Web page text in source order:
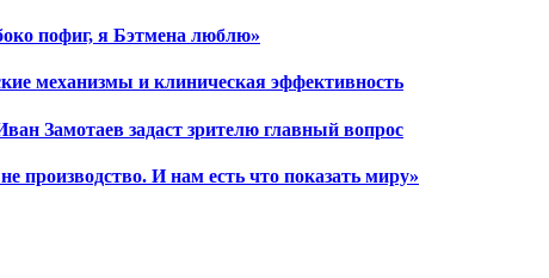
пофиг, я Бэтмена люблю»
механизмы и клиническая эффективность
Замотаев задаст зрителю главный вопрос
производство. И нам есть что показать миру»